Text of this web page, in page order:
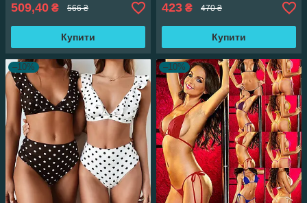
509,40 ₴ 566 ₴
Купити
423 ₴ 470 ₴
Купити
–10% –10%